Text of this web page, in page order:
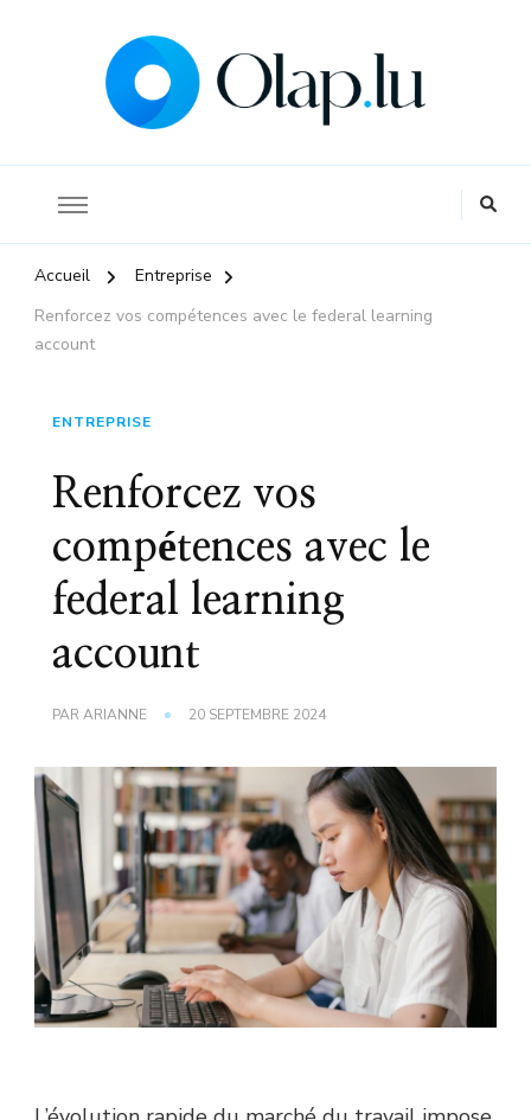
Accueil
Entreprise
Renforcez vos compétences avec le federal learning
account
ENTREPRISE
Renforcez vos
compétences avec le
federal learning
account
PARARIANNE 20 SEPTEMBRE 2024